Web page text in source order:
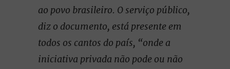
ao povo brasileiro. O serviço público,
diz o documento, está presente em
todos os cantos do país, “onde a
iniciativa privada não pode ou não